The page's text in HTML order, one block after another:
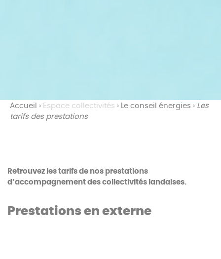
Accueil › Espace collectivités › Le conseil énergies › Les
tarifs des prestations
Retrouvez les tarifs de nos prestations
d’accompagnement des collectivités landaises.
Prestations en externe